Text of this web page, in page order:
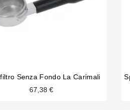
Senza Fondo La Carimali
67,38 €